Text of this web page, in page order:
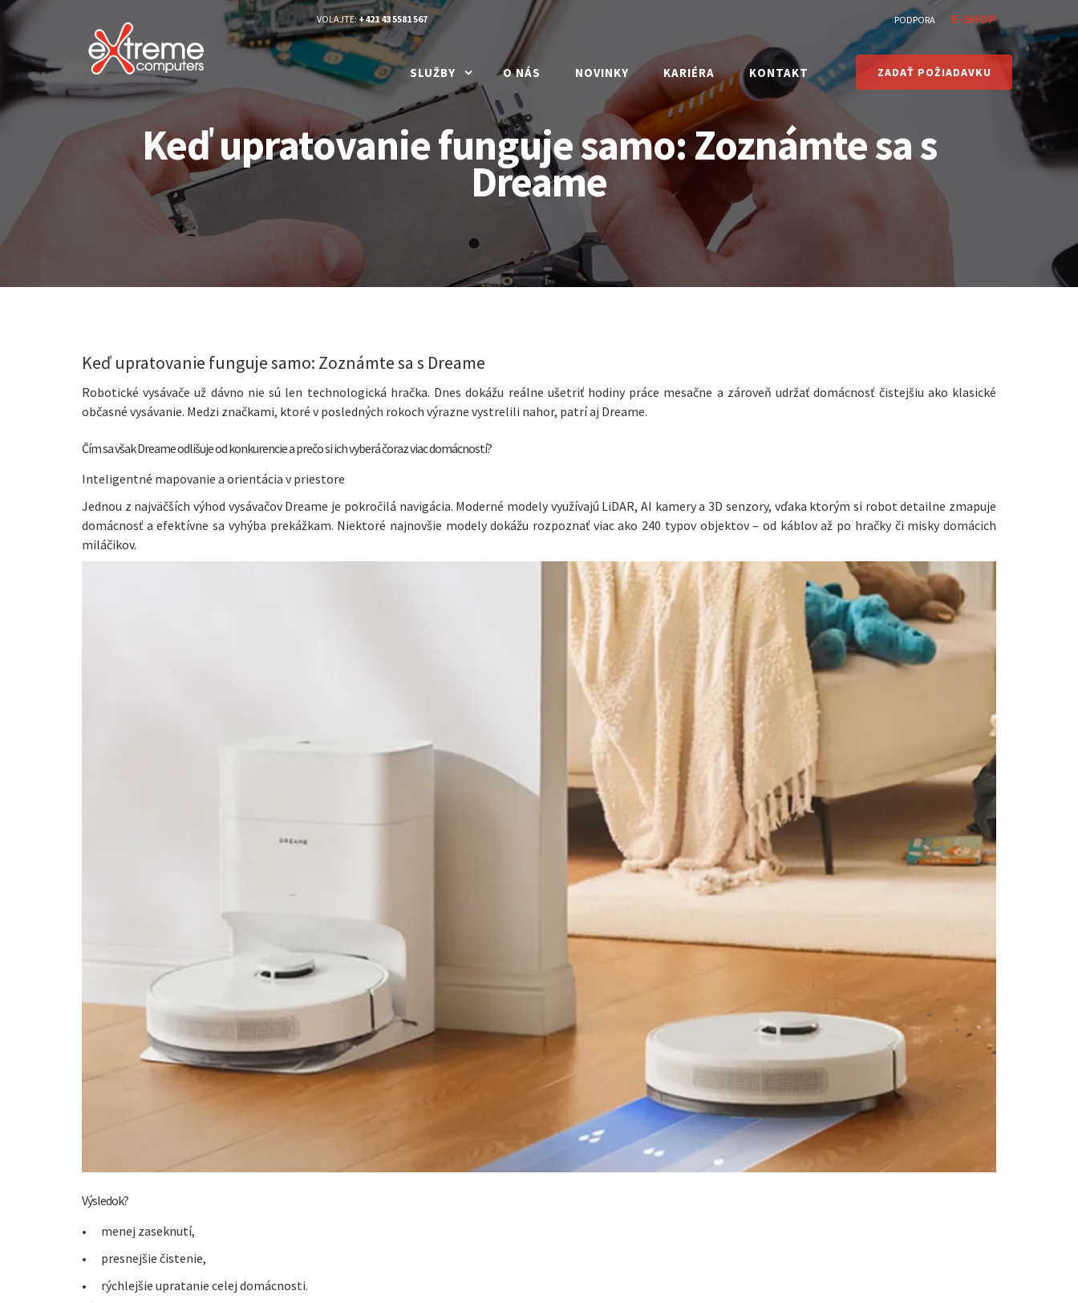
VOLAJTE: +421 43 5581 567 PODPORA E-SHOP
KONTAKT
KARIÉRA
NOVINKY
O NÁS
SLUŽBY ZADAŤ POŽIADAVKU
Keď upratovanie funguje samo: Zoznámte sa s
Dreame
Keď upratovanie funguje samo: Zoznámte sa s Dreame
Robotické vysávače už dávno nie sú len technologická hračka. Dnes dokážu reálne ušetriť hodiny práce mesačne a zároveň udržať domácnosť čistejšiu ako klasické
občasné vysávanie. Medzi značkami, ktoré v posledných rokoch výrazne vystrelili nahor, patrí aj Dreame.
Čím sa však Dreame odlišuje od konkurencie a prečo si ich vyberá čoraz viac domácností?
Inteligentné mapovanie a orientácia v priestore
Jednou z najväčších výhod vysávačov Dreame je pokročilá navigácia. Moderné modely využívajú LiDAR, AI kamery a 3D senzory, vďaka ktorým si robot detailne zmapuje
domácnosť a efektívne sa vyhýba prekážkam. Niektoré najnovšie modely dokážu rozpoznať viac ako 240 typov objektov – od káblov až po hračky či misky domácich
miláčikov.
Výsledok?
•
menej zaseknutí,
•
presnejšie čistenie,
•
rýchlejšie upratanie celej domácnosti.